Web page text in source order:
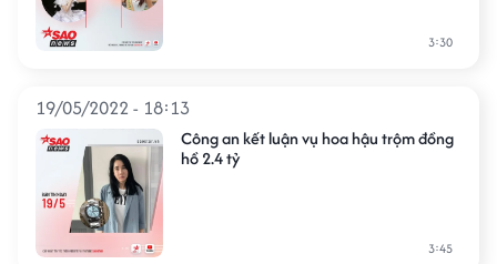
3:30
19/05/2022 - 18:13
Công an kết luận vụ hoa hậu trộm đồng
hồ 2.4 tỷ
3:45